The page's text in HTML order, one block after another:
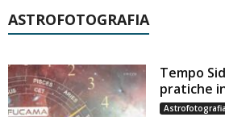
ASTROFOTOGRAFIA
Tempo
pratiche
Astrofotografia